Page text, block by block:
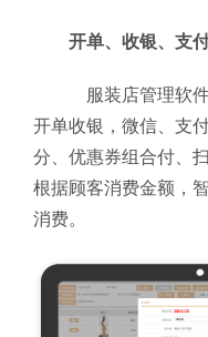
开单、收银、支
服装店管理软件
开单收银，微信、支
分、优惠券组合付、
根据顾客消费金额，
消费。